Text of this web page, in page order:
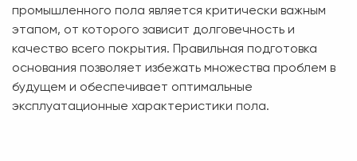
промышленного пола является критически важным
этапом, от которого зависит долговечность и
качество всего покрытия. Правильная подготовка
основания позволяет избежать множества проблем в
будущем и обеспечивает оптимальные
эксплуатационные характеристики пола.